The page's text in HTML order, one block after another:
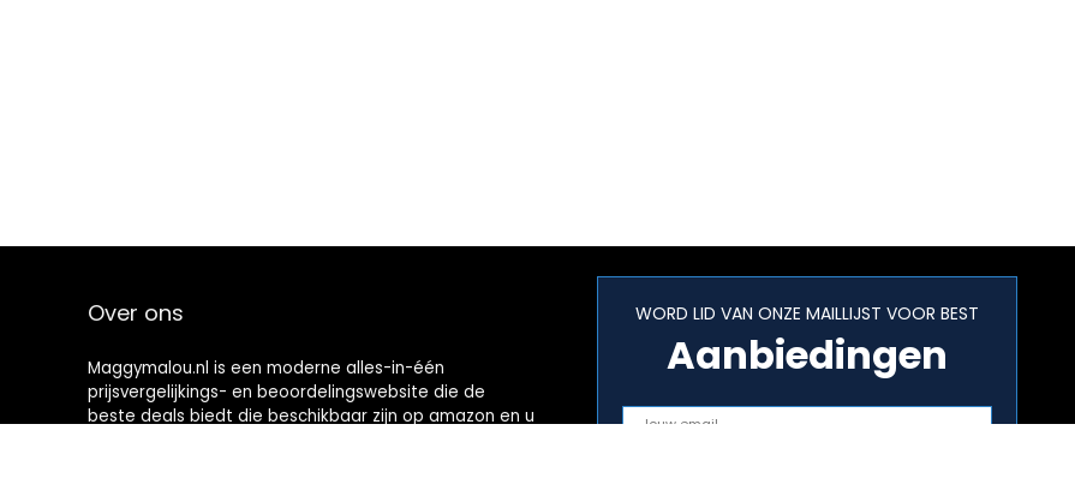
Over ons
Maggymalou.nl is een moderne alles-in-één
prijsvergelijkings- en beoordelingswebsite die de
beste deals biedt die beschikbaar zijn op amazon en u
WORD LID VAN ONZE MAILLIJST VOOR BEST
Aanbiedingen